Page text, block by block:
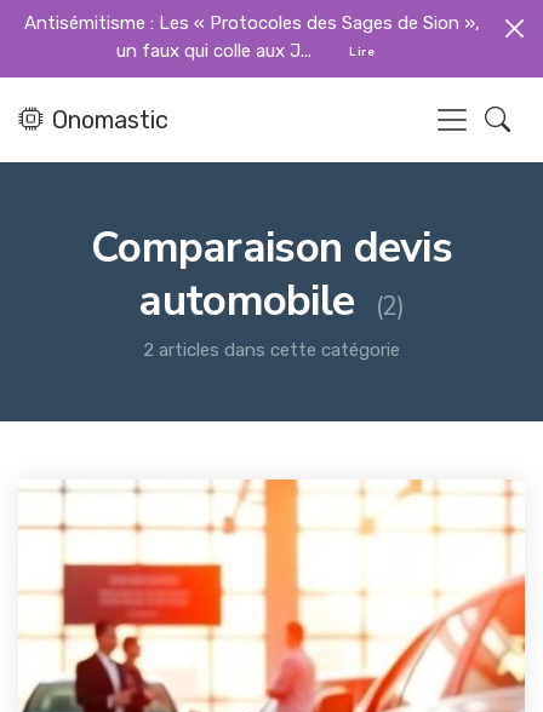
Antisémitisme : Les « Protocoles des Sages de Sion »,
un faux qui colle aux J...
Lire
Onomastic
Comparaison devis
automobile
(2)
2 articles dans cette catégorie